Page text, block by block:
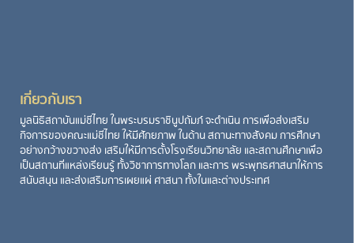
เกี่ยวกับเรา
มูลนิธิสถาบันแม่ชีไทย ในพระบรมราชินูปถัมภ์ จะดำเนิน การเพื่อส่งเสริม
กิจการของคณะแม่ชีไทย ให้มีศักยภาพ ในด้าน สถานะทางสังคม การศึกษา
อย่างกว้างขวางส่ง เสริมให้มีการตั้งโรงเรียนวิทยาลัย และสถานศึกษาเพื่อ
เป็นสถานที่แหล่งเรียนรู้ ทั้งวิชาการทางโลก และการ พระพุทธศาสนาให้การ
สนับสนุน และส่งเสริมการเผยแผ่ ศาสนา ทั้งในและต่างประเทศ